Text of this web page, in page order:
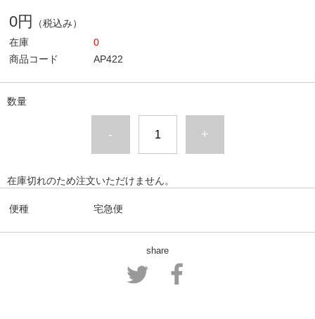
0円
（税込み）
在庫
0
商品コード
AP422
数量
- +
在庫切れのため注文いただけません。
便種 宅急便
share